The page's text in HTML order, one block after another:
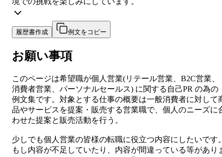
履歴書作成 例文をコピー
お願い事項
このページは希望職が個人営業(リテール営業、B2C営業、
消費者営業、パーソナルセールス) に関する 自己PR の為の
例文集です。対象とする仕事の概要は一般消費者に対して
品やサービスを提案・販売する営業職で、個人のニーズに
わせた提案と販売活動を行う。
少しでも個人営業の皆様の転職に役立つ内容にしたいです
もし内容が不足していたり、内容が間違っている等があり